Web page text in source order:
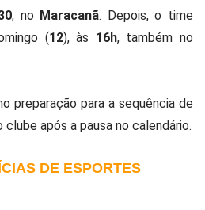
, no Maracanã. Depois, o time
(12), às 16h, também no
preparação para a sequência de
após a pausa no calendário.
DE ESPORTES